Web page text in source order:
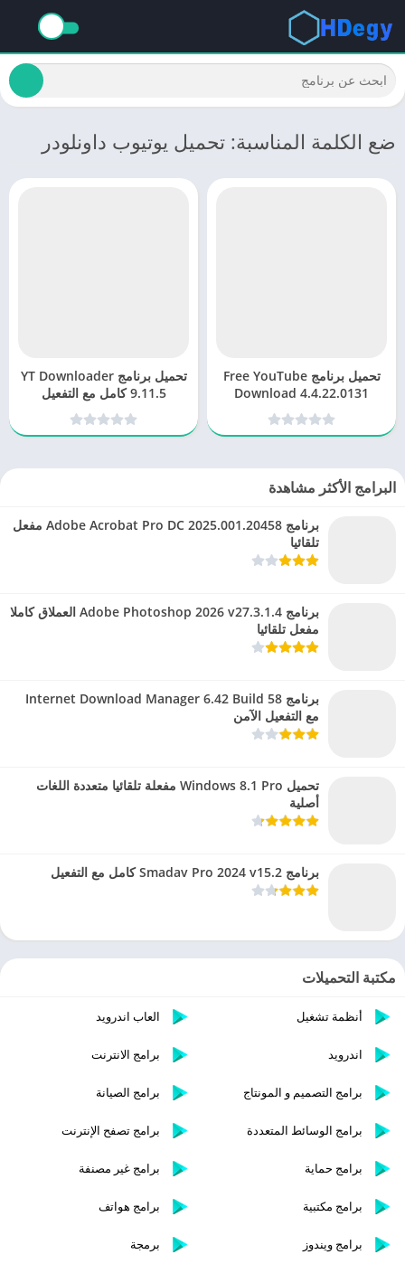
ضع الكلمة المناسبة: تحميل يوتيوب داونلودر
تحميل برنامج Free YouTube
Download 4.4.22.0131
تحميل برنامج YT Downloader
9.11.5 كامل مع التفعيل
البرامج الأكثر مشاهدة
برنامج Adobe Acrobat Pro DC 2025.001.20458 مفعل
تلقائيا
برنامج Adobe Photoshop 2026 v27.3.1.4 العملاق كاملا
مفعل تلقائيا
برنامج Internet Download Manager 6.42 Build 58
مع التفعيل الآمن
تحميل Windows 8.1 Pro مفعلة تلقائيا متعددة اللغات
أصلية
برنامج Smadav Pro 2024 v15.2 كامل مع التفعيل
مكتبة التحميلات
أنظمة تشغيل العاب اندرويد
اندرويد برامج الانترنت
برامج التصميم و المونتاج برامج الصيانة
برامج الوسائط المتعددة برامج تصفح الإنترنت
برامج حماية برامج غير مصنفة
برامج مكتبية برامج هواتف
برامج ويندوز برمجة